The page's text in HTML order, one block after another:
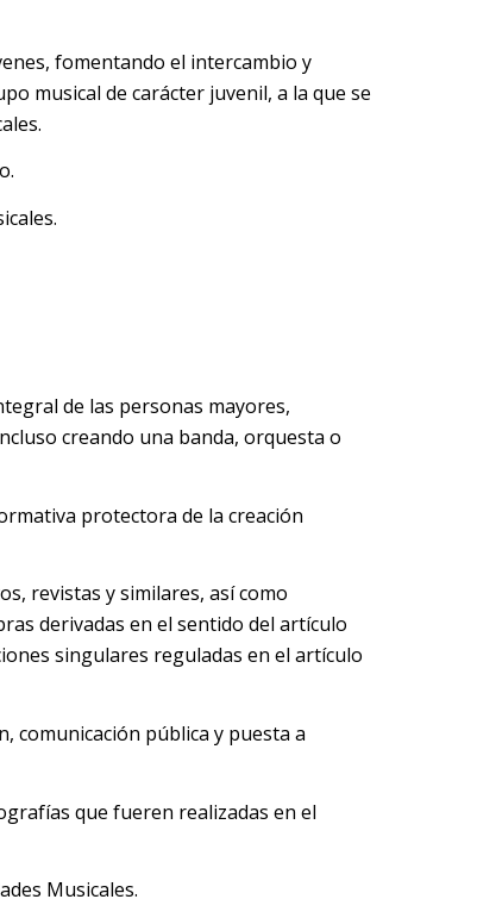
fomentando el intercambio y
musical de carácter juvenil, a la que se
de las personas mayores,
creando una banda, orquesta o
protectora de la creación
revistas y similares, así como
derivadas en el sentido del artículo
singulares reguladas en el artículo
comunicación pública y puesta a
que fueren realizadas en el
Musicales.